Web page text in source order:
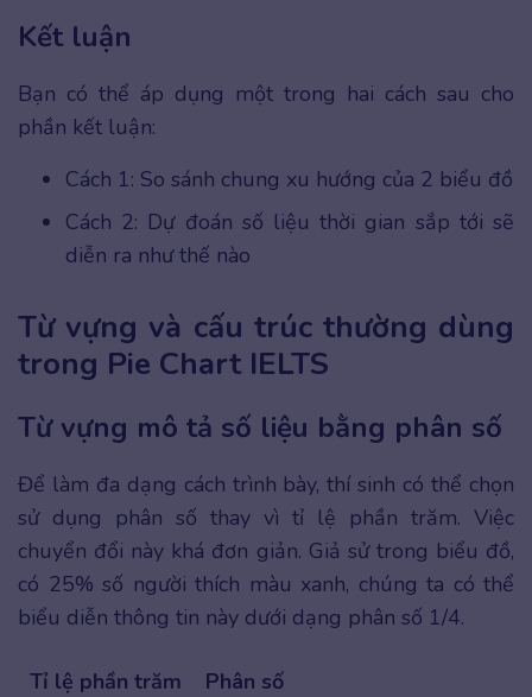
Kết luận
Bạn có thể áp dụng một trong hai cách sau cho
phần kết luận:
Cách 1: So sánh chung xu hướng của 2 biểu đồ
Cách 2: Dự đoán số liệu thời gian sắp tới sẽ
diễn ra như thế nào
Từ vựng và cấu trúc thường dùng
trong Pie Chart IELTS
Từ vựng mô tả số liệu bằng phân số
Để làm đa dạng cách trình bày, thí sinh có thể chọn
sử dụng phân số thay vì tỉ lệ phần trăm. Việc
chuyển đổi này khá đơn giản. Giả sử trong biểu đồ,
có 25% số người thích màu xanh, chúng ta có thể
biểu diễn thông tin này dưới dạng phân số 1/4.
Tỉ lệ phần trăm
Phân số